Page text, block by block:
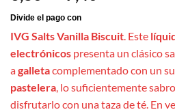
desde
6,80 €
hasta
7,40 €
IVG Salts Vanilla Biscuit. Este
electrónicos presenta un clásico
agalletacomplementado con un
pastelera, lo suficientemente
disfrutarlo con una taza de té. En